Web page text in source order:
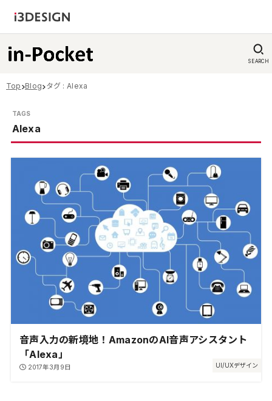
SEARCH
Top Blog タグ : Alexa
Alexa
UI/UXデザイン
音声入力の新境地！AmazonのAI音声アシスタント
「Alexa」
2017年3月9日